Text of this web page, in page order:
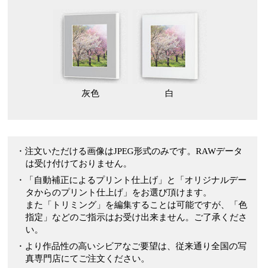
灰色 白
・注文いただける画像はJPEG形式のみです。RAWデータ
は受け付けておりません。
・「自動補正によるプリント仕上げ」と「オリジナルデー
タからのプリント仕上げ」をお選び頂けます。
また「トリミング」を編集することは可能ですが、「色
指定」などのご指示はお受け出来ません。ご了承くださ
い。
・より作品性の高いシビアなご要望は、従来通り全国の写
真専門店にてご注文ください。